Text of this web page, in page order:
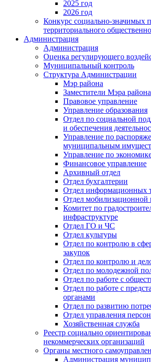
2025 год
2026 год
Конкурс социально-значимых
территориального
Администрация
Администрация
Оценка регулирующего
Муниципальный контроль
Структура Администрации
Мэр района
Заместители Мэра района
Правовое управление
Управление образования
Отдел по социальной
и обеспечения
Управление по
муниципальным
Управление по
Финансовое управление
Архивный отдел
Отдел бухгалтерии
Отдел информационных
Отдел мобилизационной
Комитет по
инфраструктуре
Отдел ГО и ЧС
Отдел культуры
Отдел по контролю в
закупок
Отдел по контролю и
Отдел по молодежной
Отдел по работе с
Отдел по работе с
органами
Отдел по развитию
Отдел управления
Хозяйственная служба
Реестр социально
некоммерческих организаций
Органы местного
Администрация